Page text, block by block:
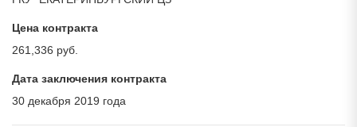
Цена контракта
261,336 руб.
Дата заключения контракта
30 декабря 2019 года